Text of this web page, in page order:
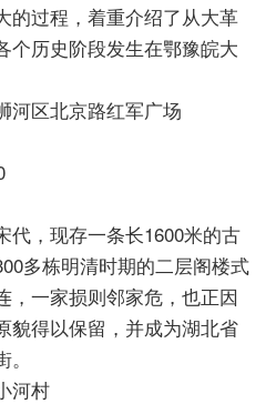
的过程，着重介绍了从大革
个历史阶段发生在鄂豫皖大
区北京路红军广场
，现存一条长1600米的古
多栋明清时期的二层阁楼式
，一家损则邻家危，也正因
貌得以保留，并成为湖北省
河村